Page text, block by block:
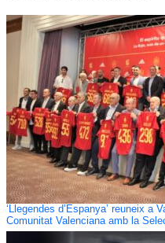
‘Llegendes d’Espanya’ reuneix a
Comunitat Valenciana amb la